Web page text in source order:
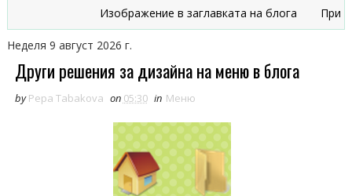
Изображение в заглавката на блога
Неделя 9 август 2026 г.
Други решения за дизайна на меню в блога
by Pepa Tabakova on 05:30 in Меню